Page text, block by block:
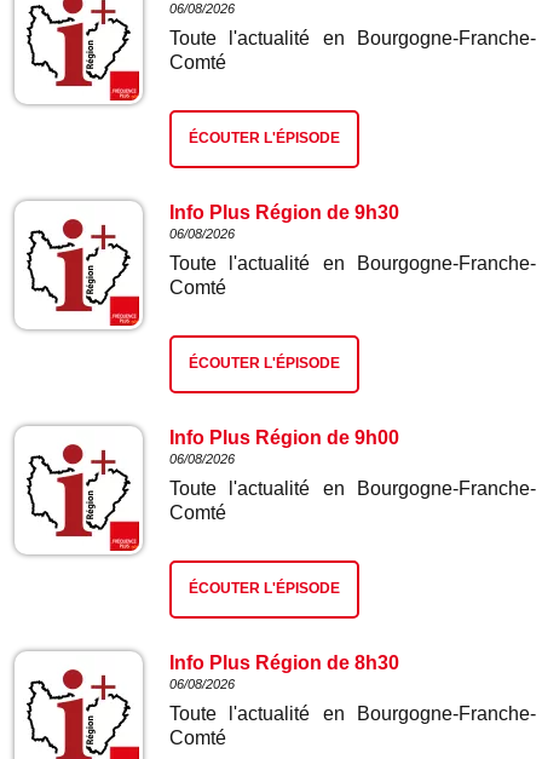
06/08/2026
Toute l'actualité en Bourgogne-Franche-
Comté
ÉCOUTER L'ÉPISODE
Info Plus Région de 9h30
06/08/2026
Toute l'actualité en Bourgogne-Franche-
Comté
ÉCOUTER L'ÉPISODE
Info Plus Région de 9h00
06/08/2026
Toute l'actualité en Bourgogne-Franche-
Comté
ÉCOUTER L'ÉPISODE
Info Plus Région de 8h30
06/08/2026
Toute l'actualité en Bourgogne-Franche-
Comté